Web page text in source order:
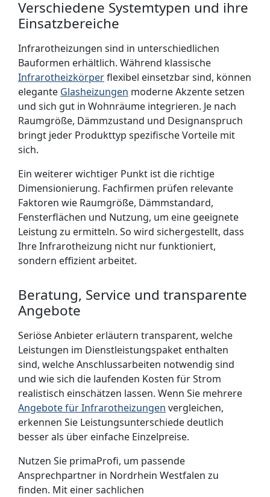
Verschiedene Systemtypen und ihre
Einsatzbereiche
Infrarotheizungen sind in unterschiedlichen
Bauformen erhältlich. Während klassische
Infrarotheizkörperflexibel einsetzbar sind, können
elegante Glasheizungen moderne Akzente setzen
und sich gut in Wohnräume integrieren. Je nach
Raumgröße, Dämmzustand und Designanspruch
bringt jeder Produkttyp spezifische Vorteile mit
sich.
Ein weiterer wichtiger Punkt ist die richtige
Dimensionierung. Fachfirmen prüfen relevante
Faktoren wie Raumgröße, Dämmstandard,
Fensterflächen und Nutzung, um eine geeignete
Leistung zu ermitteln. So wird sichergestellt, dass
Ihre Infrarotheizung nicht nur funktioniert,
sondern effizient arbeitet.
Beratung, Service und transparente
Angebote
Seriöse Anbieter erläutern transparent, welche
Leistungen im Dienstleistungspaket enthalten
sind, welche Anschlussarbeiten notwendig sind
und wie sich die laufenden Kosten für Strom
realistisch einschätzen lassen. Wenn Sie mehrere
Angebote für Infrarotheizungen vergleichen,
erkennen Sie Leistungsunterschiede deutlich
besser als über einfache Einzelpreise.
Nutzen Sie primaProfi, um passende
Ansprechpartner in Nordrhein Westfalen zu
finden. Mit einer sachlichen